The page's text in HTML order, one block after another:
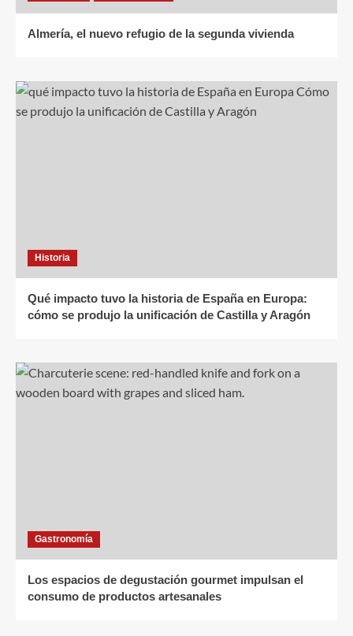
Almería, el nuevo refugio de la segunda vivienda
Historia
Qué impacto tuvo la historia de España en Europa:
cómo se produjo la unificación de Castilla y Aragón
Gastronomía
Los espacios de degustación gourmet impulsan el
consumo de productos artesanales